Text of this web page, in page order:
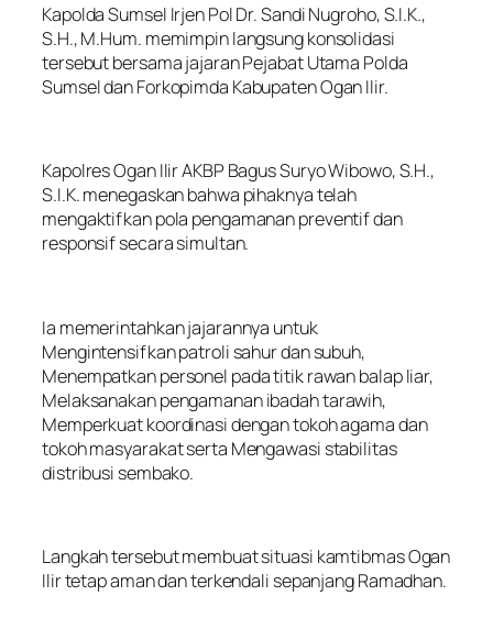
Kapolda Sumsel Irjen Pol Dr. Sandi Nugroho, S.I.K.,
S.H., M.Hum. memimpin langsung konsolidasi
tersebut bersama jajaran Pejabat Utama Polda
Sumsel dan Forkopimda Kabupaten Ogan Ilir.
Kapolres Ogan Ilir AKBP Bagus Suryo Wibowo, S.H.,
S.I.K. menegaskan bahwa pihaknya telah
mengaktifkan pola pengamanan preventif dan
responsif secara simultan.
Ia memerintahkan jajarannya untuk
Mengintensifkan patroli sahur dan subuh,
Menempatkan personel pada titik rawan balap liar,
Melaksanakan pengamanan ibadah tarawih,
Memperkuat koordinasi dengan tokoh agama dan
tokoh masyarakat serta Mengawasi stabilitas
distribusi sembako.
Langkah tersebut membuat situasi kamtibmas Ogan
Ilir tetap aman dan terkendali sepanjang Ramadhan.